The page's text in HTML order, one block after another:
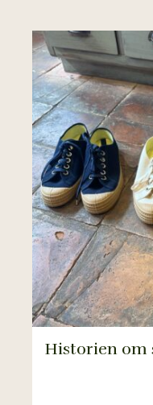
Historien om